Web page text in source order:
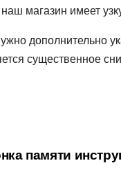
наш магазин имеет
дополнительно
существенное
памяти